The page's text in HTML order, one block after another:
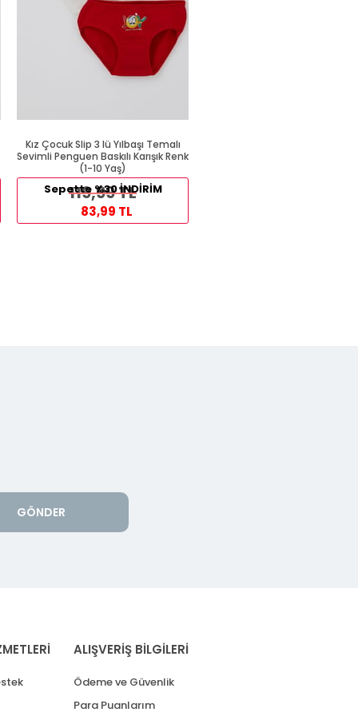
Kız Çocuk Slip 3 lü Yılbaşı Temalı
Sevimli Penguen Baskılı Karışık Renk
(1-10 Yaş)
119,99 TL
Sepette %30 İNDİRİM
83,99 TL
GÖNDER
ALIŞVERİŞ BİLGİLERİ
Ödeme ve Güvenlik
Para Puanlarım